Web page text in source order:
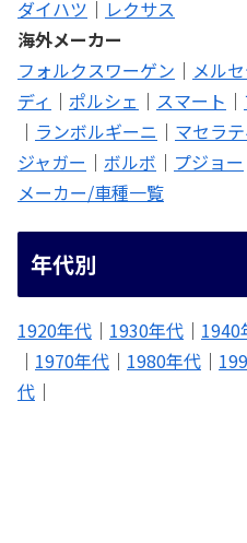
ダイハツ ｜ レクサス
海外メーカー
フォルクスワーゲン ｜ メル
ディ ｜ ポルシェ ｜ スマート ｜
｜ ランボルギーニ ｜ マセラテ
ジャガー ｜ ボルボ ｜ プジョー
メーカー/車種一覧
年代別
1920年代 ｜ 1930年代 ｜ 1940
｜ 1970年代 ｜ 1980年代 ｜
代 ｜